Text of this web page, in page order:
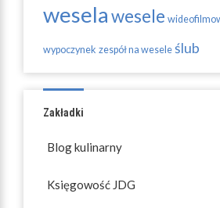
weselawesele
wypoczynek zespół na wesele ślub
Zakładki
Blog kulinarny
Księgowość JDG